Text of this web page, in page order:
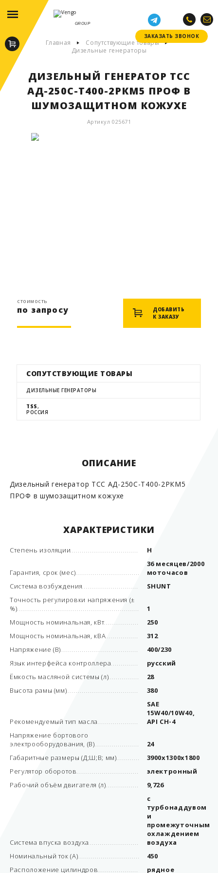
ЗАКАЗАТЬ ЗВОНОК
ЗАКАЗАТЬ ЗВОНОК
GROUP
Главная
Сопутствующие товары
Дизельные генераторы
ДИЗЕЛЬНЫЙ ГЕНЕРАТОР ТСС
АД-250С-Т400-2РКМ5 ПРОФ В
ШУМОЗАЩИТНОМ КОЖУХЕ
Артикул 025671
стоимость
по запросу
ДОБАВИТЬ
К ЗАКАЗУ
СОПУТСТВУЮЩИЕ ТОВАРЫ
ДИЗЕЛЬНЫЕ ГЕНЕРАТОРЫ
TSS,
РОССИЯ
ОПИСАНИЕ
Дизельный генератор ТСС АД-250С-Т400-2РКМ5
ПРОФ в шумозащитном кожухе
ХАРАКТЕРИСТИКИ
Степень изоляции Н
Гарантия, срок (мес)
36 месяцев/2000
моточасов
Система возбуждения
SHUNT
Точность регулировки напряжения (±
%)
1
Мощность номинальная, кВт
250
Мощность номинальная, кВА
312
Напряжение (В)
400/230
Язык интерфейса контроллера
русский
Ёмкость масляной системы (л)
28
Высота рамы (мм)
380
Рекомендуемый тип масла
SAE
15W40/10W40,
API CH-4
Напряжение бортового
электрооборудования, (В)
24
Габаритные размеры (Д;Ш;В; мм)
3900x1300x1800
Регулятор оборотов
электронный
Рабочий объём двигателя (л)
9,726
Система впуска воздуха
с
турбонаддувом
и
промежуточным
охлаждением
воздуха
Номинальный ток (А)
450
Расположение цилиндров
рядное